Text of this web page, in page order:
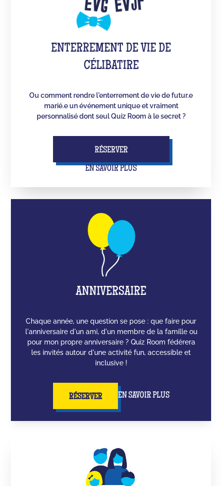
ENTERREMENT DE VIE DE
CÉLIBATIRE
Ou comment rendre l'enterrement de vie de futur.e
marié.e un événement unique et vraiment
personnalisé dont seul Quiz Room à le secret ?
RÉSERVER
EN SAVOIR PLUS
ANNIVERSAIRE
Chaque année, une question se pose : que faire pour
l'anniversaire d'un ami, d'un membre de la famille ou
pour mon propre anniversaire ? Quiz Room fédérera
les invités autour d'une activité fun, accessible et
inclusive !
RÉSERVER EN SAVOIR PLUS